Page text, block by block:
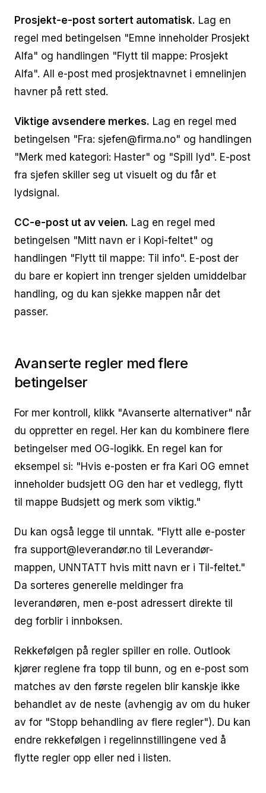
Prosjekt-e-post sortert automatisk. Lag en
regel med betingelsen "Emne inneholder Prosjekt
Alfa" og handlingen "Flytt til mappe: Prosjekt
Alfa". All e-post med prosjektnavnet i emnelinjen
havner på rett sted.
Viktige avsendere merkes. Lag en regel med
betingelsen "Fra: sjefen@firma.no" og handlingen
"Merk med kategori: Haster" og "Spill lyd". E-post
fra sjefen skiller seg ut visuelt og du får et
lydsignal.
CC-e-post ut av veien. Lag en regel med
betingelsen "Mitt navn er i Kopi-feltet" og
handlingen "Flytt til mappe: Til info". E-post der
du bare er kopiert inn trenger sjelden umiddelbar
handling, og du kan sjekke mappen når det
passer.
Avanserte regler med flere
betingelser
For mer kontroll, klikk "Avanserte alternativer" når
du oppretter en regel. Her kan du kombinere flere
betingelser med OG-logikk. En regel kan for
eksempel si: "Hvis e-posten er fra Kari OG emnet
inneholder budsjett OG den har et vedlegg, flytt
til mappe Budsjett og merk som viktig."
Du kan også legge til unntak. "Flytt alle e-poster
fra support@leverandør.no til Leverandør-
mappen, UNNTATT hvis mitt navn er i Til-feltet."
Da sorteres generelle meldinger fra
leverandøren, men e-post adressert direkte til
deg forblir i innboksen.
Rekkefølgen på regler spiller en rolle. Outlook
kjører reglene fra topp til bunn, og en e-post som
matches av den første regelen blir kanskje ikke
behandlet av de neste (avhengig av om du huker
av for "Stopp behandling av flere regler"). Du kan
endre rekkefølgen i regelinnstillingene ved å
flytte regler opp eller ned i listen.